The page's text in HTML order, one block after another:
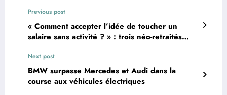
Previous post
« Comment accepter l’idée de toucher un
salaire sans activité ? » : trois néo-retraités
transition vers la retraite.
Next post
BMW surpasse Mercedes et Audi dans la
course aux véhicules électriques